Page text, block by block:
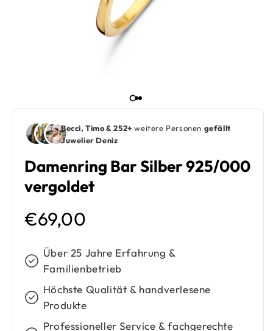
Becci, Timo & 252+ weitere Personen gefällt
Juwelier Deniz
Damenring Bar Silber 925/000
vergoldet
Normaler Preis
€69,00
Über 25 Jahre Erfahrung &
Familienbetrieb
Höchste Qualität & handverlesene
Produkte
Professioneller Service & fachgerechte